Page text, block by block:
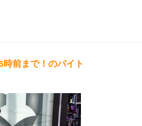
前まで！のバイト